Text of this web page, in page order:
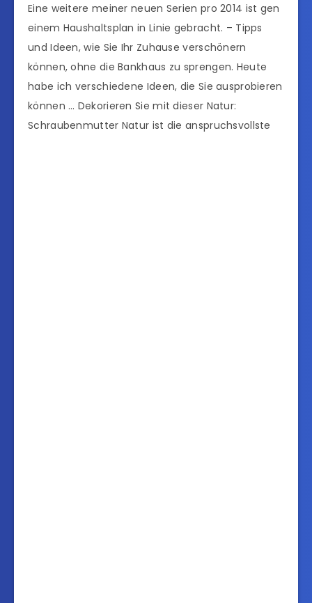
Eine weitere meiner neuen Serien pro 2014 ist gen
einem Haushaltsplan in Linie gebracht. – Tipps
und Ideen, wie Sie Ihr Zuhause verschönern
können, ohne die Bankhaus zu sprengen. Heute
habe ich verschiedene Ideen, die Sie ausprobieren
können … Dekorieren Sie mit dieser Natur:
Schraubenmutter Natur ist die anspruchsvollste